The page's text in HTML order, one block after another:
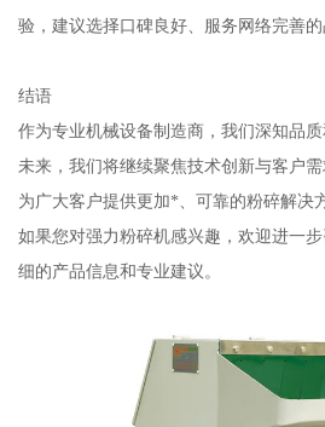
验，建议选择口碑良好、服务网络完善的
结语
作为专业机械设备制造商，我们深知品质
未来，我们将继续聚焦技术创新与客户
为广大客户提供更加*、可靠的粉碎解决
如果您对强力粉碎机感兴趣，欢迎进一
细的产品信息和专业建议。